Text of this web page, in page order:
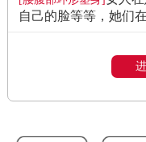
自己的脸等等，她们